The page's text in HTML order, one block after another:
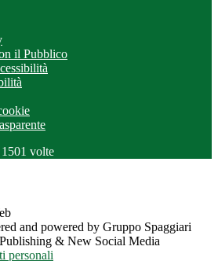
il Pubblico
1501 volte
and powered by Gruppo Spaggiari
& New Social Media
personali